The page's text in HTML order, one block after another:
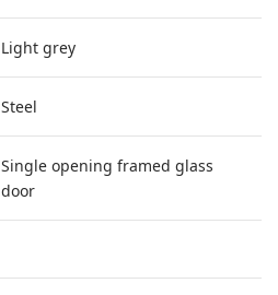
Light grey
Steel
Single opening framed glass
door